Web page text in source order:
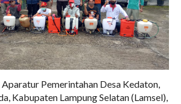
Pemerintahan Desa Kedaton,
Kabupaten Lampung Selatan (Lamsel),